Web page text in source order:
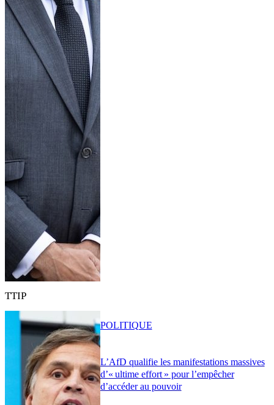
TTIP
L’AfD qualifie les manifestations massives
d’« ultime effort » pour l’empêcher
d’accéder au pouvoir
POLITIQUE